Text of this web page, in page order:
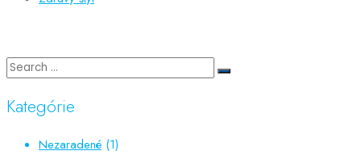
Kategórie
Nezaradené (1)